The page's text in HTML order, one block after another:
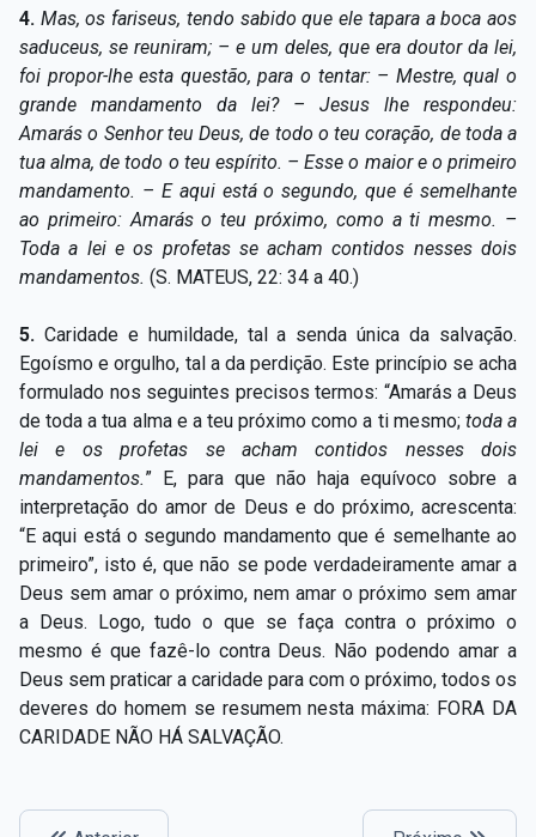
Capítulo XIX — A fé transporta montanhas ▸
Capítulo XX — Os trabalhadores da última hora
Capítulo XXI — Haverá falsos cristos e falsos
profetas
▸
Capítulo XXII — Não separareis o que Deus juntou ▸
Capítulo XXIII — Estranha moral
alqueire
▸
Capítulo XXV — Buscai e achareis ▸
Capítulo XXVI — Dai gratuitamente o que
gratuitamente recebestes
▸
Capítulo XXVII — Pedi e obtereis ▸
Capítulo XXVIII — Coletânea de preces espíritas ▸
4. Mas, os fariseus, tendo sabido que ele tapara a boca aos
saduceus, se reuniram; – e um deles, que era doutor da lei,
foi propor-lhe esta questão, para o tentar: – Mestre, qual o
grande mandamento da lei? – Jesus lhe respondeu:
Amarás o Senhor teu Deus, de todo o teu coração, de toda a
tua alma, de todo o teu espírito. – Esse o maior e o primeiro
mandamento. – E aqui está o segundo, que é semelhante
ao primeiro: Amarás o teu próximo, como a ti mesmo. –
Toda a lei e os profetas se acham contidos nesses dois
mandamentos. (S. MATEUS, 22: 34 a 40.)
5. Caridade e humildade, tal a senda única da salvação.
Egoísmo e orgulho, tal a da perdição. Este princípio se acha
formulado nos seguintes precisos termos: “Amarás a Deus
de toda a tua alma e a teu próximo como a ti mesmo; toda a
lei e os profetas se acham contidos nesses dois
mandamentos.” E, para que não haja equívoco sobre a
interpretação do amor de Deus e do próximo, acrescenta:
“E aqui está o segundo mandamento que é semelhante ao
primeiro”, isto é, que não se pode verdadeiramente amar a
Deus sem amar o próximo, nem amar o próximo sem amar
a Deus. Logo, tudo o que se faça contra o próximo o
mesmo é que fazê-lo contra Deus. Não podendo amar a
Deus sem praticar a caridade para com o próximo, todos os
deveres do homem se resumem nesta máxima: FORA DA
CARIDADE NÃO HÁ SALVAÇÃO.